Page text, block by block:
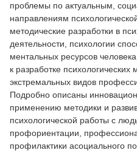
проблемы по актуальным,
направлениям
методические разработки в
деятельности, психологии
ментальных ресурсов
к разработке
экстремальных видов
Подробно описаны
применению методики и
психологической работы с
профориентации,
профилактики асоциального